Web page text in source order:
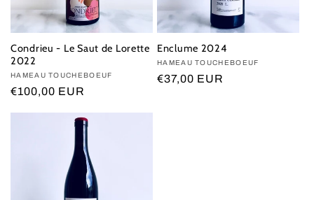
Condrieu - Le Saut de Lorette
2022
Vendor:
HAMEAU TOUCHEBOEUF
Regular
€100,00 EUR
Enclume 2024
Vendor:
HAMEAU TOUCHEBOEUF
Regular
€37,00 EUR